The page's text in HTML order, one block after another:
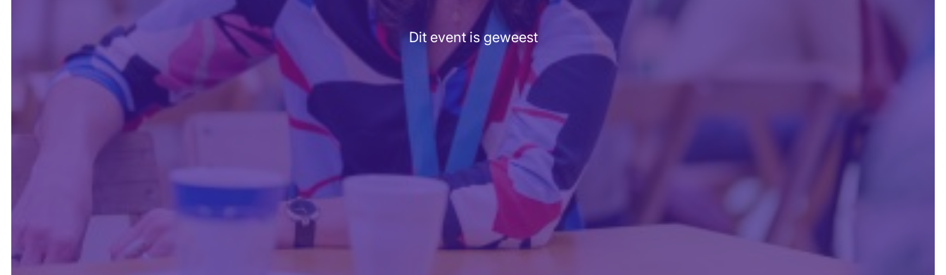
Dit event is geweest